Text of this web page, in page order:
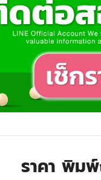
ราคา พิมพ์